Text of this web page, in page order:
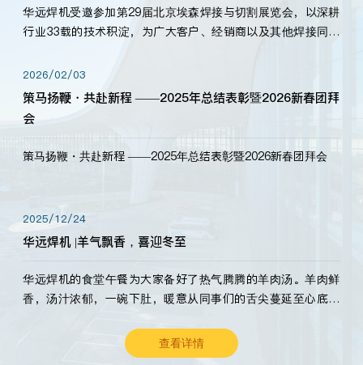
华远焊机受邀参加第29届北京埃森焊接与切割展览会，以深耕
行业33载的技术积淀，为广大客户、经销商以及其他焊接同仁
2026/02/03
策马扬鞭・共赴新程 ——2025年总结表彰暨2026新春团拜
会
策马扬鞭・共赴新程 ——2025年总结表彰暨2026新春团拜会
2025/12/24
华远焊机 |羊气飘香，喜迎冬至
华远焊机的食堂午餐为大家备好了热气腾腾的羊肉汤。羊肉鲜
香，汤汁浓郁，一碗下肚，暖意从同事们的舌尖蔓延至心底。
查看详情